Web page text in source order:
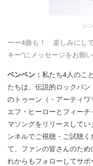
シ
ーー4曲も！ 楽しみにし
キー"にメッセージをお願い
ベンベン： 私たち4人のこ
たちは、伝説的ロックバ
のトゥーン（・アーティ
エフ・ヒーローとフィー
マソングをリリースして
ンネルでご視聴・ご試聴
て、ファンの皆さんのた
れからもフォローしてサ